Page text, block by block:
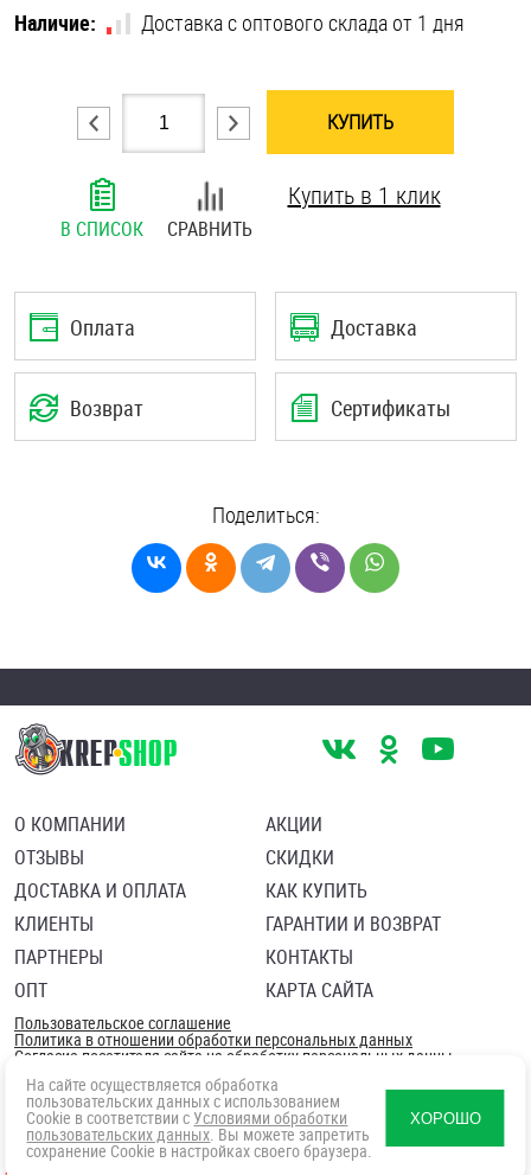
Шайбы
Шпильки
Шплинты
Штифты и пальцы
Наличие:
Доставка с оптового склада от 1 дня
КУПИТЬ
В СПИСОК СРАВНИТЬ
Купить в 1 клик
Оплата Доставка
Возврат Сертификаты
Поделиться:
О КОМПАНИИ
ОТЗЫВЫ
ДОСТАВКА И ОПЛАТА
КЛИЕНТЫ
ПАРТНЕРЫ
ОПТ
АКЦИИ
СКИДКИ
КАК КУПИТЬ
ГАРАНТИИ И ВОЗВРАТ
КОНТАКТЫ
КАРТА САЙТА
Пользовательское соглашение
Политика в отношении обработки персональных данных
Согласие посетителя сайта на обработку персональных данны
На сайте осуществляется обработка
пользовательских данных с использованием
Cookie в соответствии с Условиями обработки
пользовательских данных. Вы можете запретить
сохранение Cookie в настройках своего браузера.
ХОРОШО